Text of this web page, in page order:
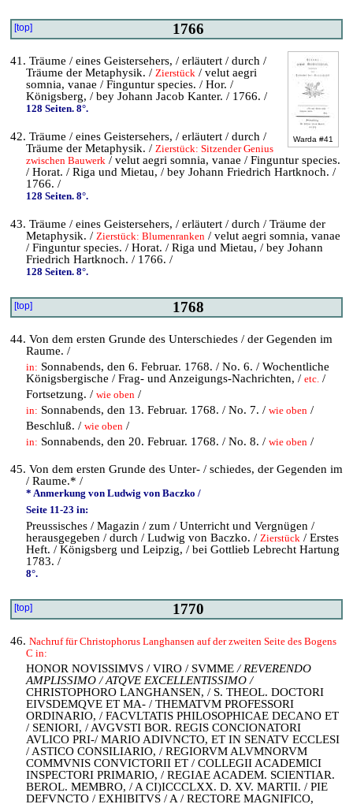
[top] 1766
Warda #41
41. Träume / eines Geistersehers, / erläutert / durch /
Träume der Metaphysik. / Zierstück / velut aegri
somnia, vanae / Finguntur species. / Hor. /
Königsberg, / bey Johann Jacob Kanter. / 1766. /
128 Seiten. 8°.
42. Träume / eines Geistersehers, / erläutert / durch /
Träume der Metaphysik. / Zierstück: Sitzender Genius
zwischen Bauwerk / velut aegri somnia, vanae / Finguntur species.
/ Horat. / Riga und Mietau, / bey Johann Friedrich Hartknoch. /
1766. /
128 Seiten. 8°.
43. Träume / eines Geistersehers, / erläutert / durch / Träume der
Metaphysik. / Zierstück: Blumenranken / velut aegri somnia, vanae
/ Finguntur species. / Horat. / Riga und Mietau, / bey Johann
Friedrich Hartknoch. / 1766. /
128 Seiten. 8°.
[top] 1768
44. Von dem ersten Grunde des Unterschiedes / der Gegenden im
Raume. /
in: Sonnabends, den 6. Februar. 1768. / No. 6. / Wochentliche
Königsbergische / Frag- und Anzeigungs-Nachrichten, / etc. /
Fortsetzung. / wie oben /
in: Sonnabends, den 13. Februar. 1768. / No. 7. / wie oben /
Beschluß. / wie oben /
in: Sonnabends, den 20. Februar. 1768. / No. 8. / wie oben /
45. Von dem ersten Grunde des Unter- / schiedes, der Gegenden im
/ Raume.* /
* Anmerkung von Ludwig von Baczko /
Seite 11-23 in:
Preussisches / Magazin / zum / Unterricht und Vergnügen /
herausgegeben / durch / Ludwig von Baczko. / Zierstück / Erstes
Heft. / Königsberg und Leipzig, / bei Gottlieb Lebrecht Hartung
1783. /
8°.
[top] 1770
46. Nachruf für Christophorus Langhansen auf der zweiten Seite des Bogens
C in:
HONOR NOVISSIMVS / VIRO / SVMME / REVERENDO
AMPLISSIMO / ATQVE EXCELLENTISSIMO /
CHRISTOPHORO LANGHANSEN, / S. THEOL. DOCTORI
EIVSDEMQVE ET MA- / THEMATVM PROFESSORI
ORDINARIO, / FACVLTATIS PHILOSOPHICAE DECANO ET
/ SENIORI, / AVGVSTI BOR. REGIS CONCIONATORI
AVLICO PRI-/ MARIO ADIVNCTO, ET IN SENATV ECCLESI
/ ASTICO CONSILIARIO, / REGIORVM ALVMNORVM
COMMVNIS CONVICTORII ET / COLLEGII ACADEMICI
INSPECTORI PRIMARIO, / REGIAE ACADEM. SCIENTIAR.
BEROL. MEMBRO, / A CI)ICCCLXX. D. XV. MARTII. / PIE
DEFVNCTO / EXHIBITVS / A / RECTORE MAGNIFICO,